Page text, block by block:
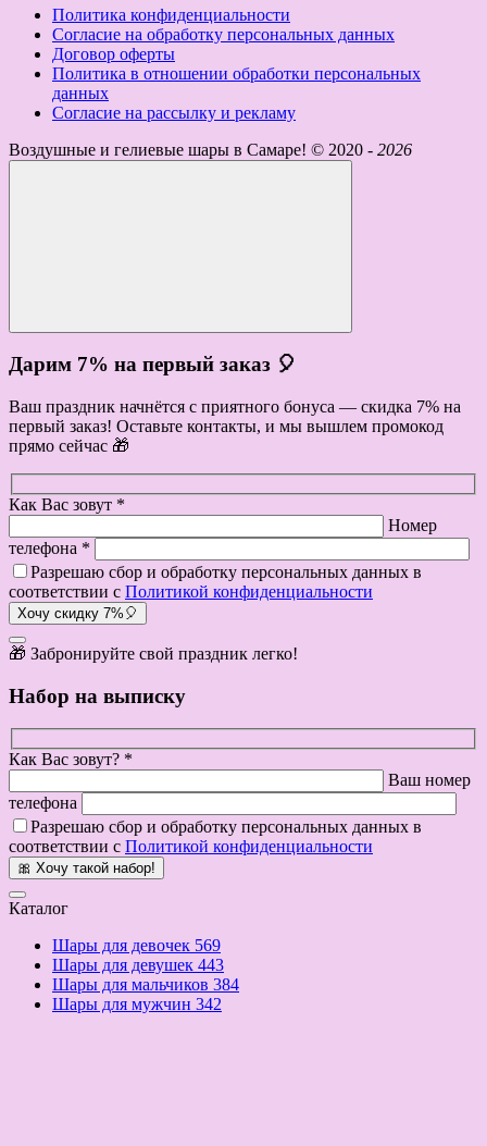
Политика конфиденциальности
Согласие на обработку персональных данных
Договор оферты
Политика в отношении обработки персональных
данных
Согласие на рассылку и рекламу
Воздушные и гелиевые шары в Самаре! © 2020 - 2026
Дарим 7% на первый заказ 🎈
Ваш праздник начнётся с приятного бонуса — скидка 7% на
первый заказ! Оставьте контакты, и мы вышлем промокод
прямо сейчас 🎁
Как Вас зовут *
Номер
телефона *
Разрешаю сбор и обработку персональных данных в
соответствии с Политикой конфиденциальности
Хочу скидку 7%🎈
🎁 Забронируйте свой праздник легко!
Набор на выписку
Как Вас зовут? *
Ваш номер
телефона
Разрешаю сбор и обработку персональных данных в
соответствии с Политикой конфиденциальности
🎀 Хочу такой набор!
Каталог
Шары для девочек 569
Шары для девушек 443
Шары для мальчиков 384
Шары для мужчин 342